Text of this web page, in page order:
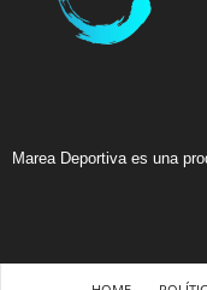
Marea Deportiva es una